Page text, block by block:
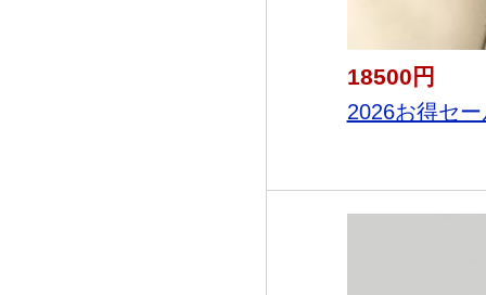
18500円
2026お得セ